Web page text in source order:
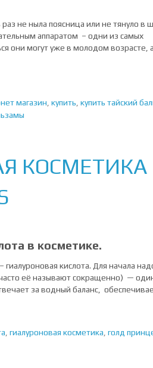
не ныла поясница или не тянуло в
аппаратом – одни из самых
они могут уже в молодом возрасте,
магазин купить купить тайский
КОСМЕТИКА
в косметике.
кислота. Для начала
её называют сокращенно) —
за водный баланс,
гиалуроновая косметика голд